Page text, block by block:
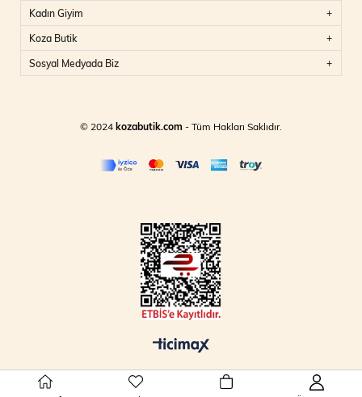
Kadın Giyim
Koza Butik
Sosyal Medyada Biz
© 2024kozabutik.com - Tüm Hakları Saklıdır.